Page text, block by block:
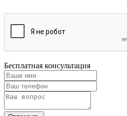
Бесплатная консультация